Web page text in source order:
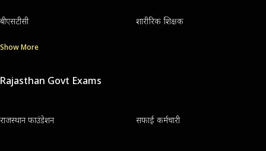
बीएसटीसी शारीरिक शिक्षक
Show More
Rajasthan Govt Exams
राजस्थान फाउंडेशन सफाई कर्मचारी